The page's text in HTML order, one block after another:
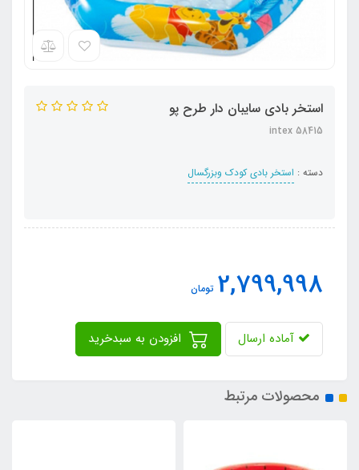
استخر بادی سایبان دار طرح پو
intex 58415
دسته : استخر بادی کودک وبزرگسال
2,799,998 تومان
آماده ارسال
محصولات مرتبط